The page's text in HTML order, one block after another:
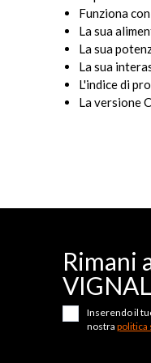
Funziona
La sua
La sua
La sua
L'indice di
La versione
Rimani
VIGNAL
Inserendo il
nostra politica